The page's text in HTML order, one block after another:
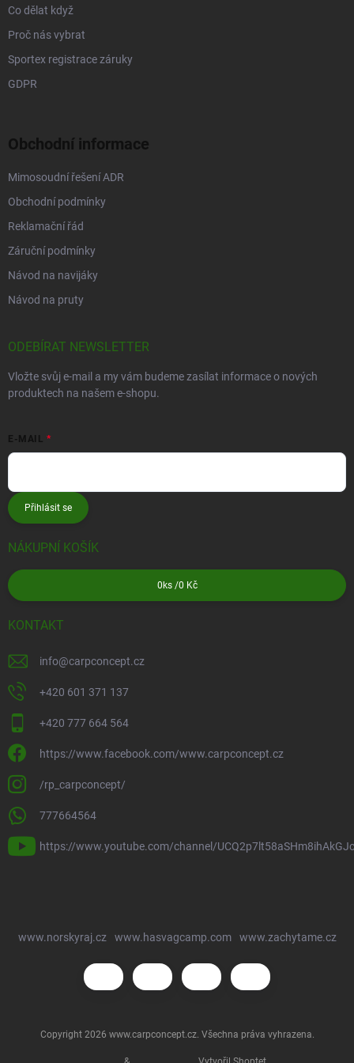
Co dělat když
Proč nás vybrat
Sportex registrace záruky
GDPR
Obchodní informace
Mimosoudní řešení ADR
Obchodní podmínky
Reklamační řád
Záruční podmínky
Návod na navijáky
Návod na pruty
ODEBÍRAT NEWSLETTER
Vložte svůj e-mail a my vám budeme zasílat informace o nových
produktech na našem e-shopu.
E-MAIL
Přihlásit se
NÁKUPNÍ KOŠÍK
0ks /0 Kč
KONTAKT
info@carpconcept.cz
+420 601 371 137
+420 777 664 564
https://www.facebook.com/www.carpconcept.cz
/rp_carpconcept/
777664564
https://www.youtube.com/channel/
www.norskyraj.cz www.hasvagcamp.com www.zachytame.cz
Copyright 2026 www.carpconcept.cz. Všechna práva vyhrazena.